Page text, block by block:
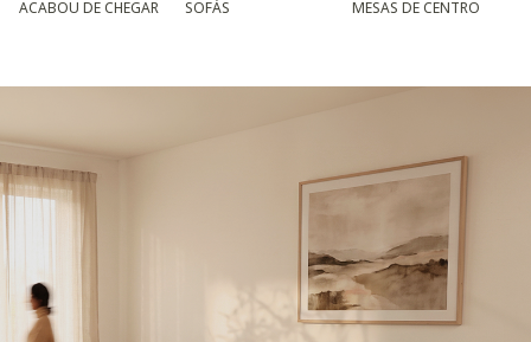
ACABOU DE CHEGAR SOFÁS MESAS DE CENTRO